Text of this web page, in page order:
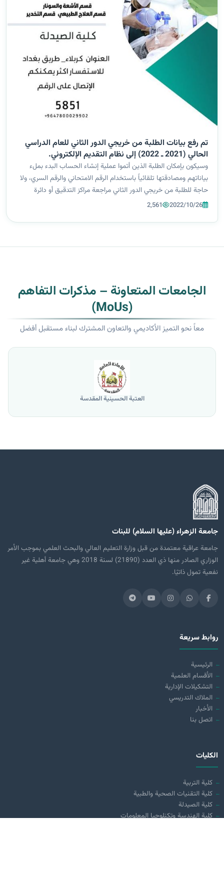
تم رفع بيانات الطلبة من خريجي الدور الثاني للعام الدراسي
الحالي (2021 ـ 2022) إلى نظام التقديم الإلكتروني.
وسيكون بإمكان الطلبة الذين أتموا عملية إنشاء الحساب البدء بملء
بياناتهم ومصادقتها تلقائياً باستخدام الرقم الامتحاني والرقم السري، ولا
حاجة للطلبة من خريجي الدور الثاني مراجعة مراكز التدقيق أو دائرة
التعليم الجامعي الأهلي إلا في حال وجود خلل في البيانات.
2022/10/26
2,561
الجامعات المتعاونة – مذكرات التفاهم
(MoUs)
معاً نحو التميز الأكاديمي والتعاون المشترك لبناء مستقبل أفضل
جامعة الزهراء (عليها السلام) للبنات
جامعة عراقية معتمدة من قبل وزارة التعليم العالي والبحث العلمي بموجب الأمر
الوزاري الصادر منها ذي العدد (21890) لسنة 2018 وهي جامعة أهلية غير
نفعية تمول ذاتيًا.
روابط سريعة
الرئيسية
الأقسام العلمية
التشكيلات الإدارية
الملاك التدريسي
الأخبار
اتصل بنا
الكليات
كلية التربية
كلية التقنيات الصحية والطبية
كلية الصيدلة
كلية الهندسة وتكنلوجيا المعلومات